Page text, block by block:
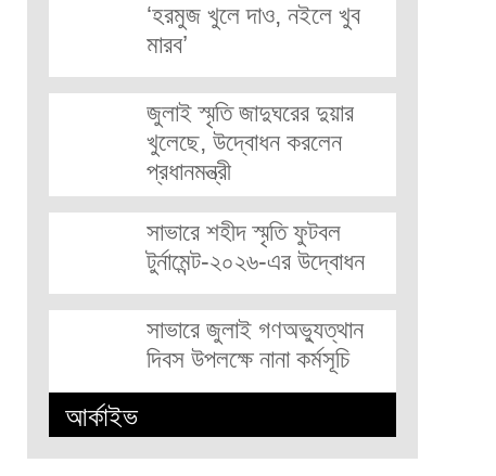
‘হরমুজ খুলে দাও, নইলে খুব
মারব’
জুলাই স্মৃতি জাদুঘরের দুয়ার
খুলেছে, উদ্বোধন করলেন
প্রধানমন্ত্রী
সাভারে শহীদ স্মৃতি ফুটবল
টুর্নামেন্ট-২০২৬-এর উদ্বোধন
সাভারে জুলাই গণঅভ্যুত্থান
দিবস উপলক্ষে নানা কর্মসূচি
আর্কাইভ